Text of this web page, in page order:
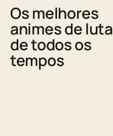
Os melhores
animes de luta
de todos os
tempos